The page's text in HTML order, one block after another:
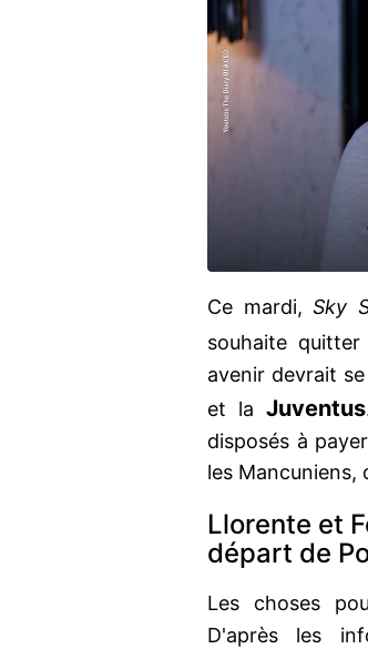
Ce mardi,Sky
souhaite quitter
avenir devrait
et laJuventus
disposés à
les Mancuniens,
Llorente et
départ de
Les choses
D'après les